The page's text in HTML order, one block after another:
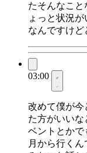
たそんなこ
ょっと状況
なんですけど
03:00
改めて僕が今
た方がいいな
ベントとかで
月から行く